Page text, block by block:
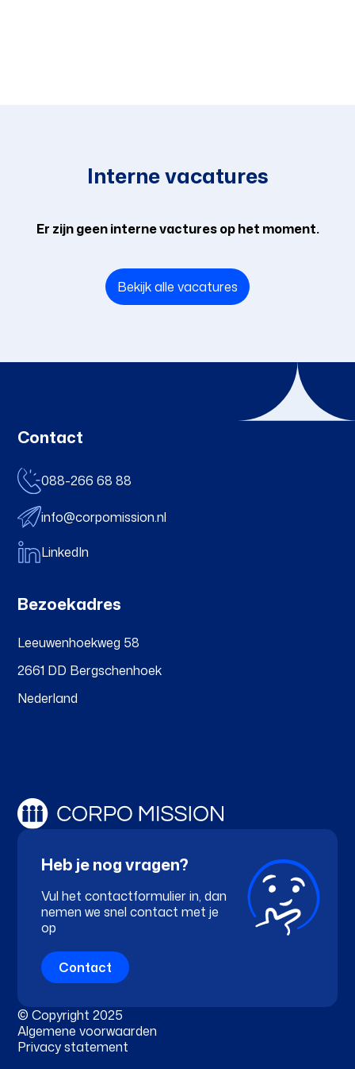
Interne vacatures
Er zijn geen interne vactures op het moment.
Bekijk alle vacatures
Contact
088-266 68 88
info@corpomission.nl
LinkedIn
Bezoekadres
Leeuwenhoekweg 58
2661 DD Bergschenhoek
Nederland
Heb je nog vragen?
Vul het contactformulier in, dan
nemen we snel contact met je
op
Contact
© Copyright 2025
Algemene voorwaarden
Privacy statement